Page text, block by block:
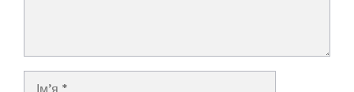
Ім’я